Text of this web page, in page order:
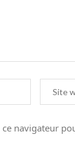
navigateur